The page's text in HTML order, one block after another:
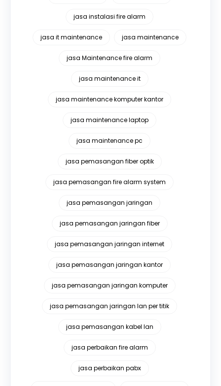
jasa instalasi fire alarm
jasa it maintenance jasa maintenance
jasa Maintenance fire alarm
jasa maintenance it
jasa maintenance komputer kantor
jasa maintenance laptop
jasa maintenance pc
jasa pemasangan fiber optik
jasa pemasangan fire alarm system
jasa pemasangan jaringan
jasa pemasangan jaringan fiber
jasa pemasangan jaringan internet
jasa pemasangan jaringan kantor
jasa pemasangan jaringan komputer
jasa pemasangan jaringan lan per titik
jasa pemasangan kabel lan
jasa perbaikan fire alarm
jasa perbaikan pabx